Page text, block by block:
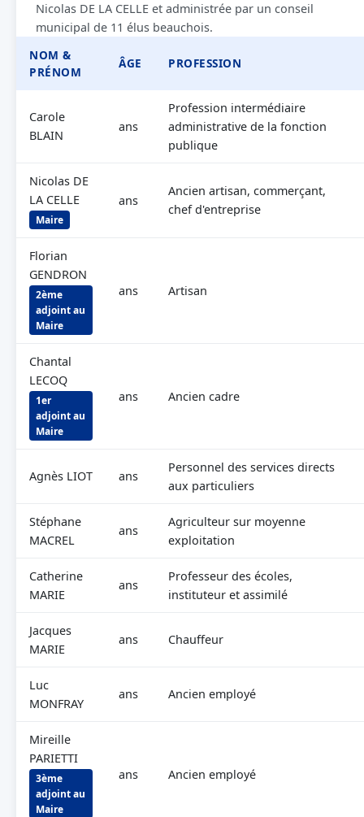
Nicolas DE LA CELLE et administrée par un conseil
municipal de 11 élus beauchois.
NOM &
PRÉNOM
ÂGE PROFESSION
Carole
BLAIN
ans
Profession intermédiaire
administrative de la fonction
publique
Nicolas DE
LA CELLE
Maire
ans
Ancien artisan, commerçant,
chef d'entreprise
Florian
GENDRON
2ème
adjoint au
Maire
ans Artisan
Chantal
LECOQ
1er
adjoint au
Maire
ans Ancien cadre
Agnès LIOT ans
Personnel des services directs
aux particuliers
Stéphane
MACREL
ans
Agriculteur sur moyenne
exploitation
Catherine
MARIE
ans
Professeur des écoles,
instituteur et assimilé
Jacques
MARIE
ans Chauffeur
Luc
MONFRAY
ans Ancien employé
Mireille
PARIETTI
3ème
adjoint au
Maire
ans Ancien employé